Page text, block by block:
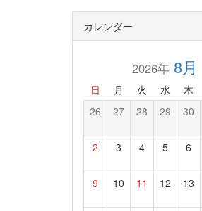
カレンダー
2026年8月
日 月 火 水 木
26 27 28 29 30
2 3 4 5 6
9 10 11 12 13